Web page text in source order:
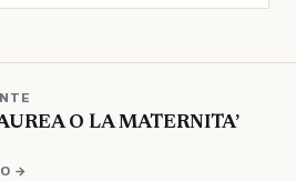
O LA MATERNITA’
→